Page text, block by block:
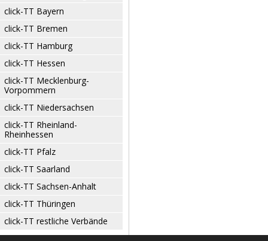
click-TT Bayern
click-TT Bremen
click-TT Hamburg
click-TT Hessen
click-TT Mecklenburg-
Vorpommern
click-TT Niedersachsen
click-TT Rheinland-
Rheinhessen
click-TT Pfalz
click-TT Saarland
click-TT Sachsen-Anhalt
click-TT Thüringen
click-TT restliche Verbände